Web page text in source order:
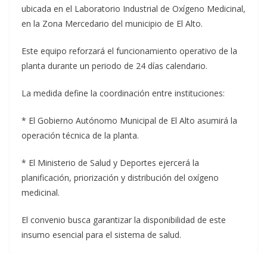
ubicada en el Laboratorio Industrial de Oxígeno Medicinal,
en la Zona Mercedario del municipio de El Alto.
Este equipo reforzará el funcionamiento operativo de la
planta durante un periodo de 24 días calendario.
La medida define la coordinación entre instituciones:
* El Gobierno Autónomo Municipal de El Alto asumirá la
operación técnica de la planta.
* El Ministerio de Salud y Deportes ejercerá la
planificación, priorización y distribución del oxígeno
medicinal.
El convenio busca garantizar la disponibilidad de este
insumo esencial para el sistema de salud.